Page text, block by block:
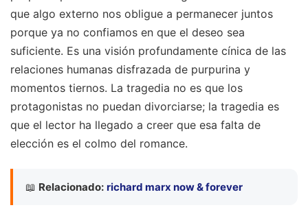
que algo externo nos obligue a permanecer juntos
porque ya no confiamos en que el deseo sea
suficiente. Es una visión profundamente cínica de las
relaciones humanas disfrazada de purpurina y
momentos tiernos. La tragedia no es que los
protagonistas no puedan divorciarse; la tragedia es
que el lector ha llegado a creer que esa falta de
elección es el colmo del romance.
📖 Relacionado: richard marx now & forever